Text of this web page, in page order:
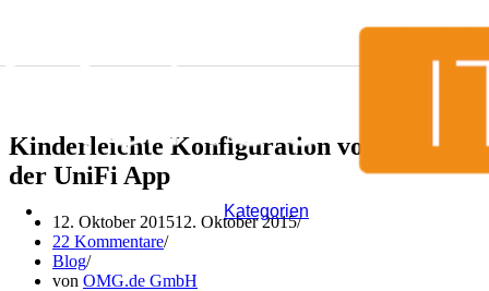
Kategorien
Kinderleichte Konfiguration von APs mit
der UniFi App
12. Oktober 201512. Oktober 2015
22 Kommentare
Blog
von OMG.de GmbH